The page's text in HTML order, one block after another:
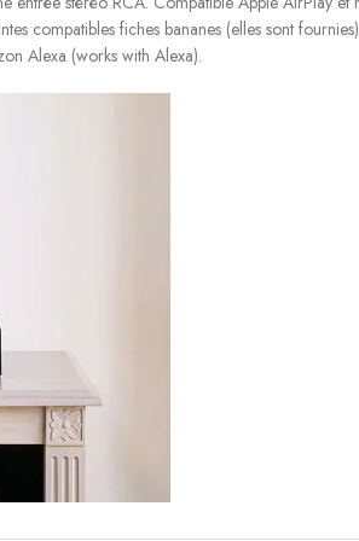
compatibles fiches bananes (elles sont
Alexa (works with Alexa).